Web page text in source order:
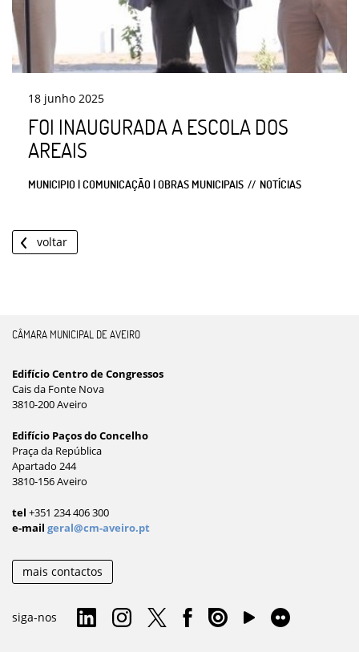
18 junho 2025
FOI INAUGURADA A ESCOLA DOS
AREAIS
MUNICIPIO | COMUNICAÇÃO | OBRAS MUNICIPAIS NOTÍCIAS
voltar
CÂMARA MUNICIPAL DE AVEIRO
Edifício Centro de Congressos
Cais da Fonte Nova
3810-200 Aveiro
Edifício Paços do Concelho
Praça da República
Apartado 244
3810-156 Aveiro
tel +351 234 406 300
e-mail geral@cm-aveiro.pt
mais contactos
siga-nos